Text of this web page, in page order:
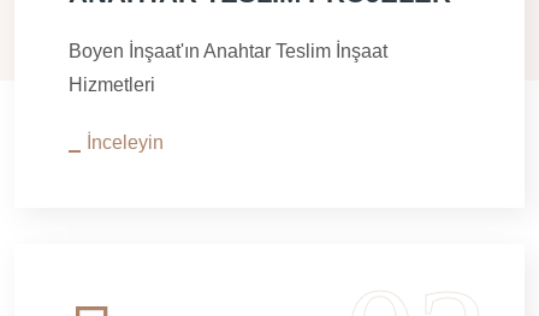
Boyen İnşaat'ın Anahtar Teslim İnşaat
Hizmetleri
İnceleyin